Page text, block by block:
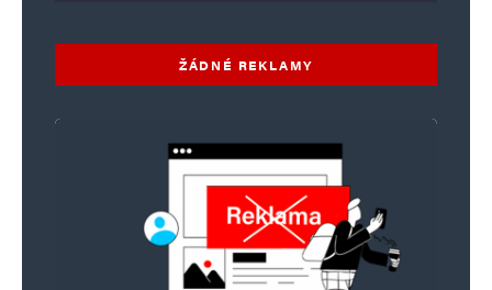
ŽÁDNÉ REKLAMY